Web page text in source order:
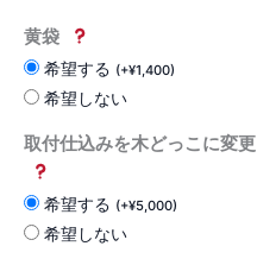
黄袋
希望する (+¥1,400)
希望しない
取付仕込みを木どっこに変更
希望する (+¥5,000)
希望しない